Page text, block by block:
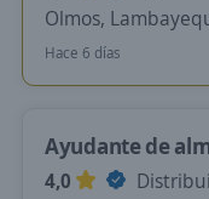
Olmos,
Hace 6 días
Ayudante de
4,0